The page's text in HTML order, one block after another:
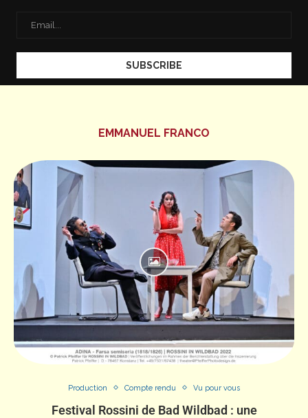
EMMANUEL FRANCO
Production Compte rendu Vu pour vous
Festival Rossini de Bad Wildbad : une